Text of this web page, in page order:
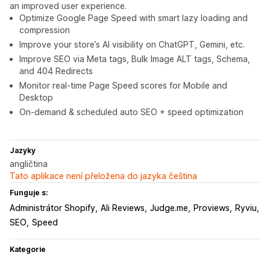
an improved user experience.
Optimize Google Page Speed with smart lazy loading and
compression
Improve your store’s AI visibility on ChatGPT, Gemini, etc.
Improve SEO via Meta tags, Bulk Image ALT tags, Schema,
and 404 Redirects
Monitor real-time Page Speed scores for Mobile and
Desktop
On-demand & scheduled auto SEO + speed optimization
Jazyky
angličtina
Tato aplikace není přeložena do jazyka čeština
Funguje s:
Administrátor Shopify Ali Reviews Judge.me Proviews
Ryviu
SEO Speed
Kategorie